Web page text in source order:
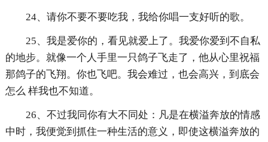
24、请你不要不要吃我，我给你唱一支好听的歌。
25、我是爱你的，看见就爱上了。我爱你爱到不自私
的地步。就像一个人手里一只鸽子飞走了，他从心里祝福
那鸽子的飞翔。你也飞吧。我会难过，也会高兴，到底会
怎么 样我也不知道。
26、不过我同你有大不同处：凡是在横溢奔放的情感
中时，我便觉到抓住一种生活的意义，即使这横溢奔放的